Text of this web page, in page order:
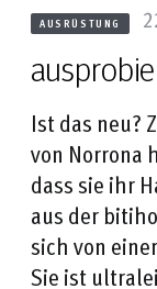
AUSRÜSTUNG
Ist das neu?
von Norrona
dass sie ihr
aus der
sich von
Sie ist